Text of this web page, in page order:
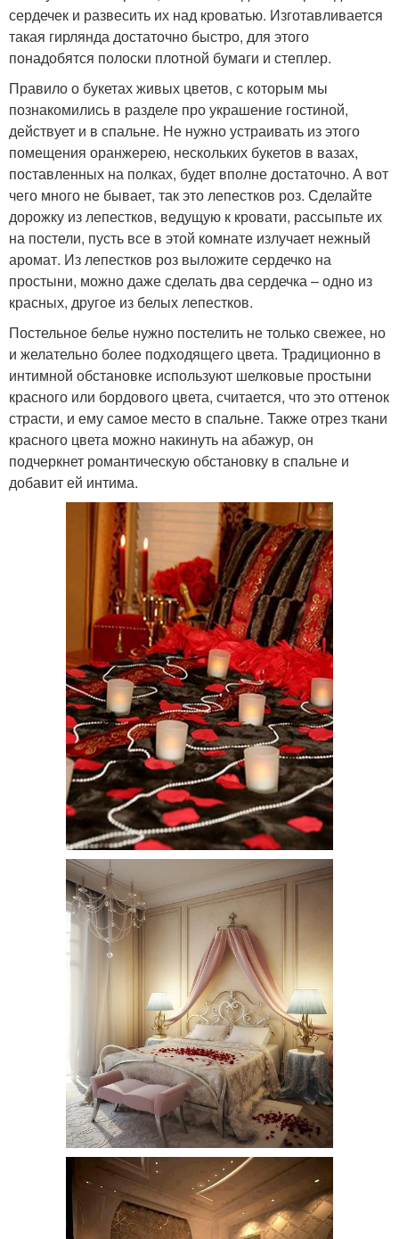
сердечек и развесить их над кроватью. Изготавливается
такая гирлянда достаточно быстро, для этого
понадобятся полоски плотной бумаги и степлер.
Правило о букетах живых цветов, с которым мы
познакомились в разделе про украшение гостиной,
действует и в спальне. Не нужно устраивать из этого
помещения оранжерею, нескольких букетов в вазах,
поставленных на полках, будет вполне достаточно. А вот
чего много не бывает, так это лепестков роз. Сделайте
дорожку из лепестков, ведущую к кровати, рассыпьте их
на постели, пусть все в этой комнате излучает нежный
аромат. Из лепестков роз выложите сердечко на
простыни, можно даже сделать два сердечка – одно из
красных, другое из белых лепестков.
Постельное белье нужно постелить не только свежее, но
и желательно более подходящего цвета. Традиционно в
интимной обстановке используют шелковые простыни
красного или бордового цвета, считается, что это оттенок
страсти, и ему самое место в спальне. Также отрез ткани
красного цвета можно накинуть на абажур, он
подчеркнет романтическую обстановку в спальне и
добавит ей интима.